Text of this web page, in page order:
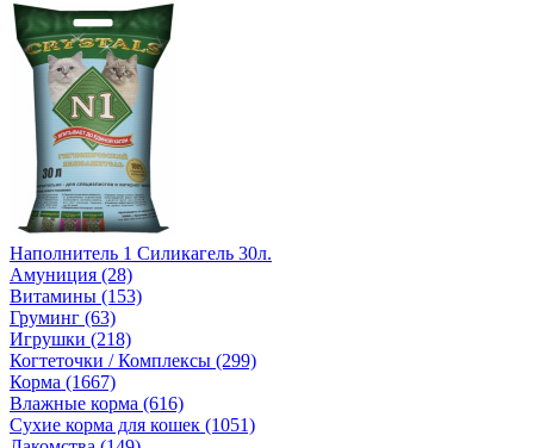
Наполнитель 1 Силикагель 30л.
Амуниция (28)
Витамины (153)
Груминг (63)
Игрушки (218)
Когтеточки / Комплексы (299)
Корма (1667)
Влажные корма (616)
Сухие корма для кошек (1051)